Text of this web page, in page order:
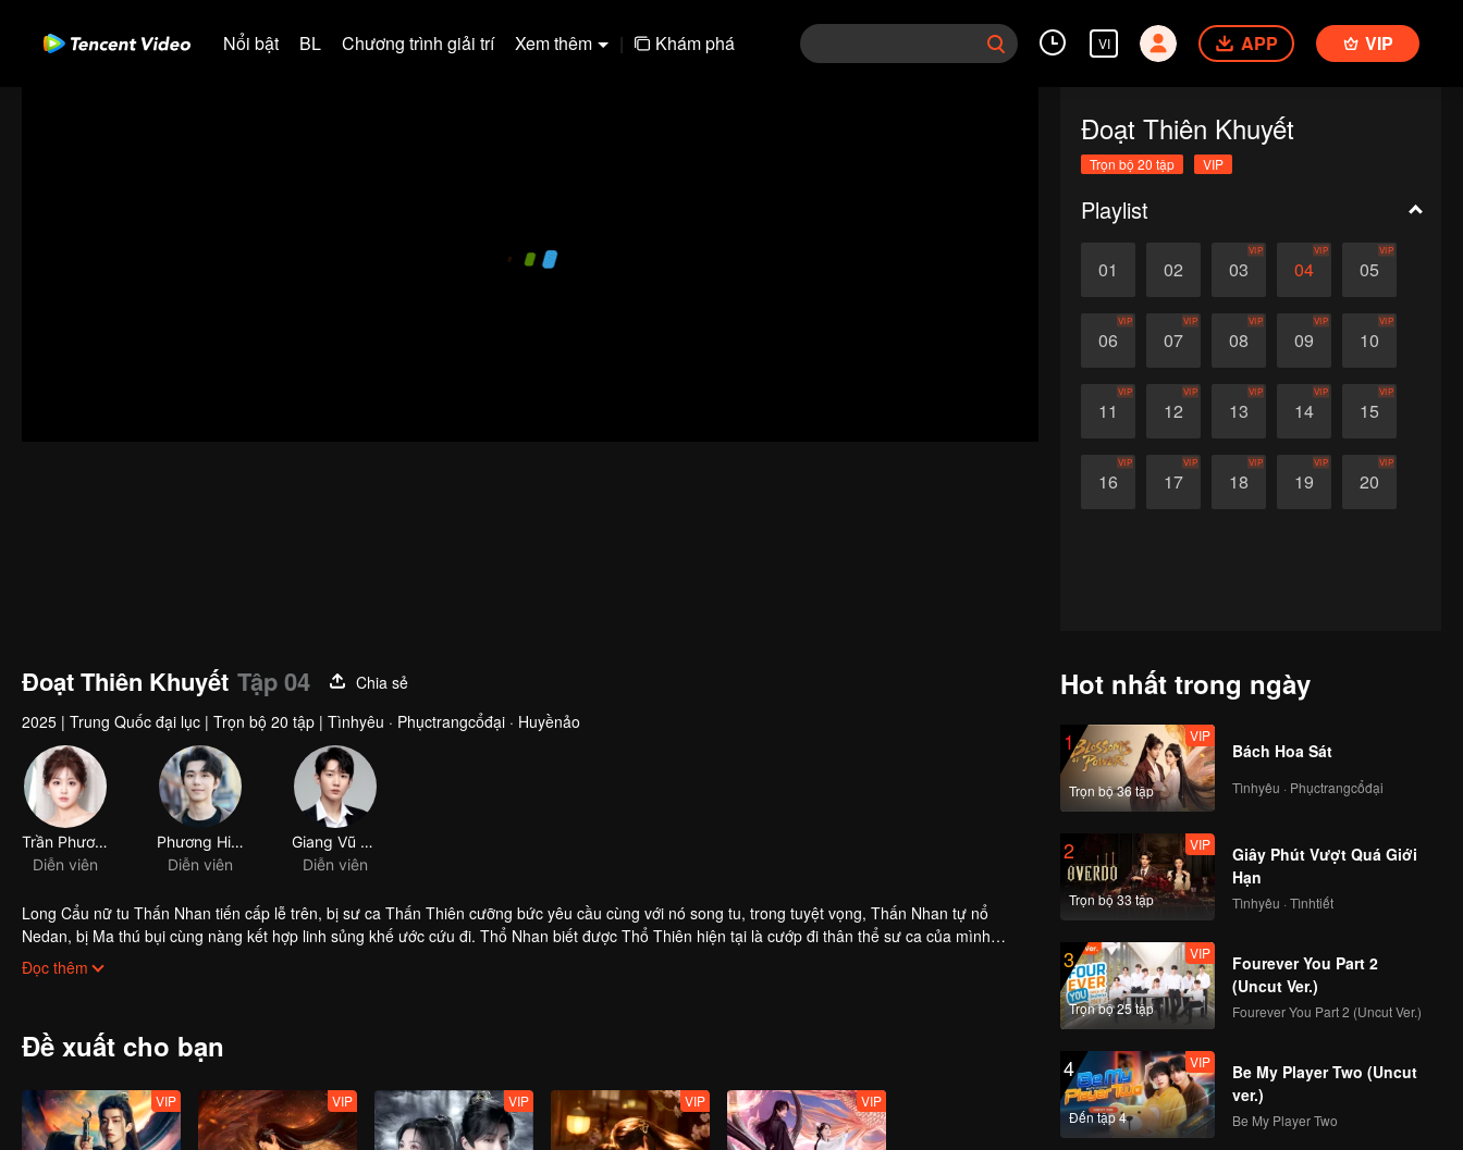
Nổi bật BL Chương trình giải trí Xem thêm | Khám phá VI APP VIP
Đoạt Thiên Khuyết
Trọn bộ 20 tập VIP
Playlist
01 02 03
VIP
04
VIP
05
VIP
06
VIP
07
VIP
08
VIP
09
VIP
10
VIP
11
VIP
12
VIP
13
VIP
14
VIP
15
VIP
16
VIP
17
VIP
18
VIP
19
VIP
20
VIP
Đoạt Thiên Khuyết Tập 04
Chia sẻ
2025 | Trung Quốc đại lục | Trọn bộ 20 tập | Tìnhyêu · Phụctrangcổđại · Huyềnảo
Trần Phương Đồng
Diễn viên
Phương Hiểu Đông
Diễn viên
Giang Vũ Thuận
Diễn viên
Long Cẩu nữ tu Thấn Nhan tiến cấp lễ trên, bị sư ca Thấn Thiên cưỡng bức yêu cầu cùng với nó song tu, trong tuyệt vọng, Thấn Nhan tự nổ
Nedan, bị Ma thú bụi cùng nàng kết hợp linh sủng khế ước cứu đi. Thổ Nhan biết được Thổ Thiên hiện tại là cướp đi thân thể sư ca của mình
Thượng Cổ Ma Thú Chà, vì vậy quyết định mở ra con đường báo thù, nàng luyện hóa Thượng Cổ Thần Khí tái tạo hoàn chỉnh Nội Đan, nhưng
cũng trong quá trình này bất hạnh ngộ độc, mạng không lâu nữa. Thổ Nhan quyết định kết hôn với Trần, nhưng ngày thứ hai kết hôn tự tay đưa
Huyền Nữ. Thừa Nhan muốn lợi dụng thân phận của Hưu Minh một lần nữa phong ấn Ma Thú Chà, lại bị nhận ra, nàng cùng Trần vai bên cạnh
Chà mở ra quyết chiến cuối cùng, cuối cùng triệt để phong ấn Chà, còn Tam Giới Thái Bình.
Đọc thêm
Đề xuất cho bạn
VIP VIP VIP VIP VIP
Hot nhất trong ngày
1
Trọn bộ 36 tập
VIP
Bách Hoa Sát
Tìnhyêu · Phụctrangcổđại
2
Trọn bộ 33 tập
VIP
Giây Phút Vượt Quá Giới
Hạn
Tìnhyêu · Tìnhtiết
3
Trọn bộ 25 tập
VIP
Fourever You Part 2
(Uncut Ver.)
Fourever You Part 2 (Uncut Ver.)
4
Đến tập 4
VIP
Be My Player Two (Uncut
ver.)
Be My Player Two